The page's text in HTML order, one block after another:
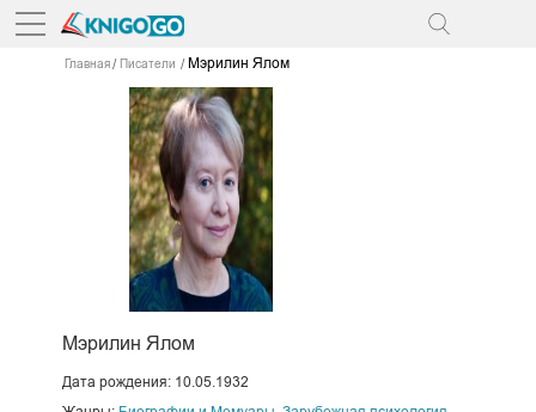
Главная Писатели Мэрилин Ялом
Мэрилин Ялом
Дата рождения: 10.05.1932